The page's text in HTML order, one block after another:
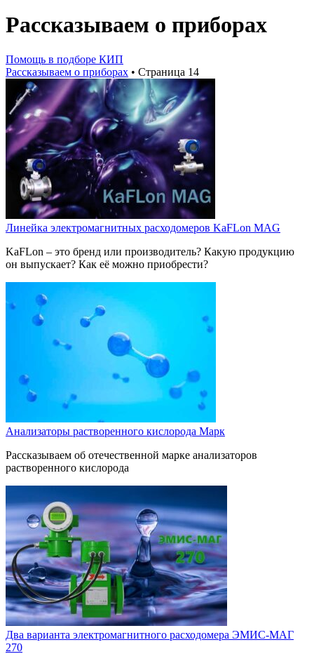
Рассказываем о приборах
Помощь в подборе КИП
Рассказываем о приборах • Страница 14
Линейка электромагнитных расходомеров KaFLon MAG
KaFLon – это бренд или производитель? Какую продукцию
он выпускает? Как её можно приобрести?
Анализаторы растворенного кислорода Марк
Рассказываем об отечественной марке анализаторов
растворенного кислорода
Два варианта электромагнитного расходомера ЭМИС-МАГ
270